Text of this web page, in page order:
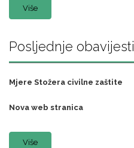
Više
Posljednje obavijesti
Mjere Stožera civilne zaštite
Nova web stranica
Više